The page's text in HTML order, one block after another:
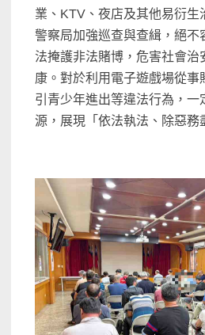
業、KTV、夜店及其他易衍生
警察局加強巡查與查緝，絕不
法掩護非法賭博，危害社會治
康。對於利用電子遊戲場從事
引青少年進出等違法行為，一
源，展現「依法執法、除惡務